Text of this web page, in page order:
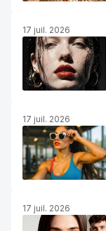
17 juil. 2026
17 juil. 2026
17 juil. 2026